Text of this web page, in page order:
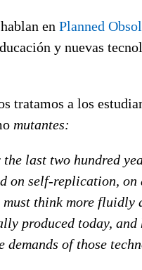
en Planned
y nuevas
tratamos a los
mutantes:
last two hundred
on self-replication, on
think more fluidly
produced today,
demands of those